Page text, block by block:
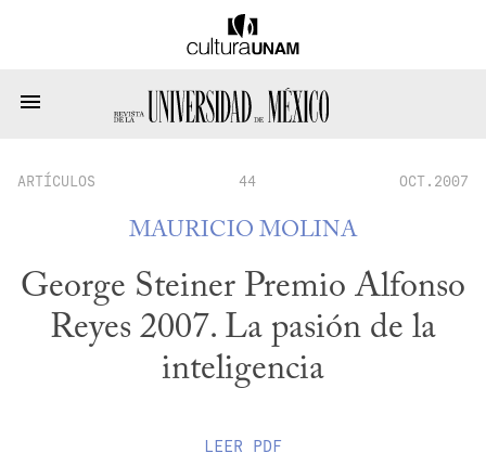
ARTÍCULOS 44 OCT.2007
MAURICIO MOLINA
George Steiner Premio Alfonso
Reyes 2007. La pasión de la
inteligencia
LEER PDF